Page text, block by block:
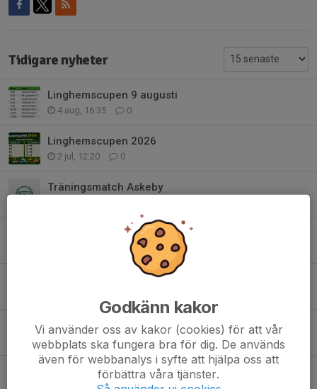
Tidigare nyheter
Linghemscupen 9 augusti
4 aug, 16:35 0
Linghemscupen 2026
2 jul, 12:20 0
Träningsmatch Askeby
Utlämning toa/hushållspapper
Info inför träningsmatchen i Askeby
Save the date 9 juni
27 maj, 13:03 0
24 maj, 08:33 0
Godkänn kakor
Vi använder oss av kakor (cookies) för att vår
webbplats ska fungera bra för dig. De används
även för webbanalys i syfte att hjälpa oss att
förbättra våra tjänster.